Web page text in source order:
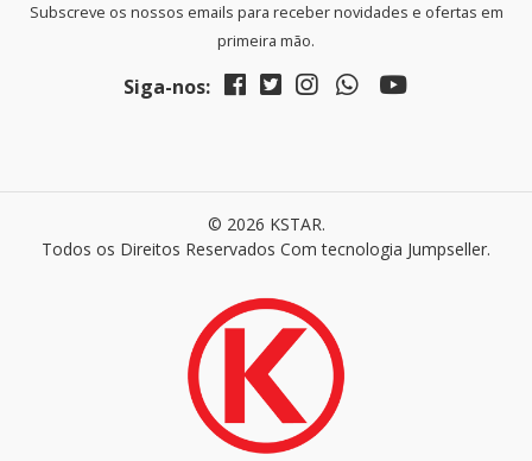
Subscreve os nossos emails para receber novidades e ofertas em
primeira mão.
Siga-nos:
© 2026 KSTAR.
Todos os Direitos Reservados Com tecnologia Jumpseller.